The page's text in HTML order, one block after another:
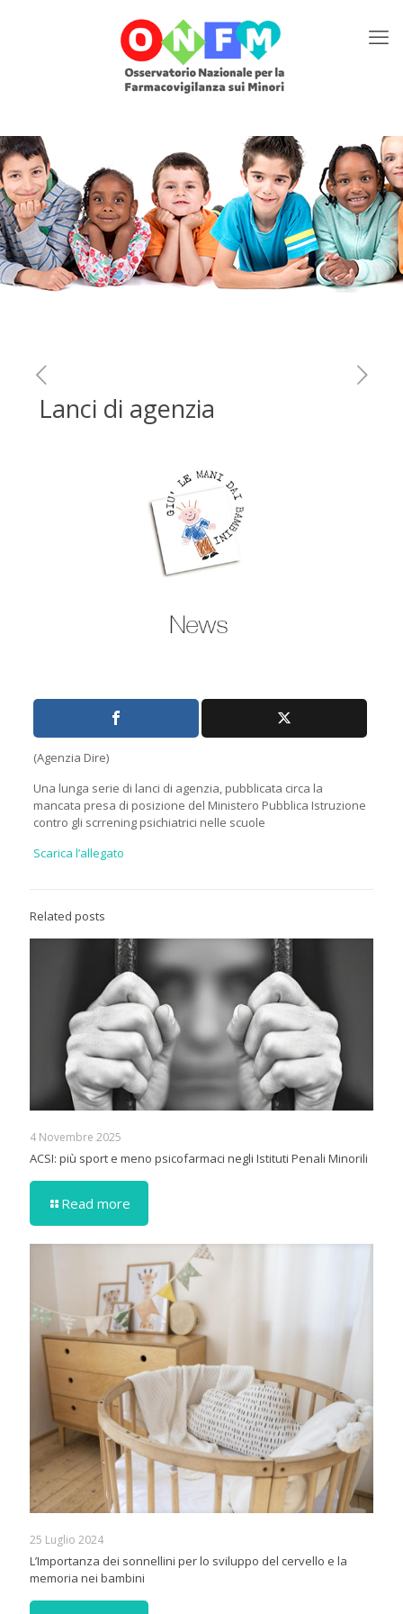
Lanci di agenzia
(Agenzia Dire)
Una lunga serie di lanci di agenzia, pubblicata circa la
mancata presa di posizione del Ministero Pubblica Istruzione
contro gli scrrening psichiatrici nelle scuole
Scarica l’allegato
Related posts
4 Novembre 2025
ACSI: più sport e meno psicofarmaci negli Istituti Penali Minorili
Read more
25 Luglio 2024
L’Importanza dei sonnellini per lo sviluppo del cervello e la
memoria nei bambini